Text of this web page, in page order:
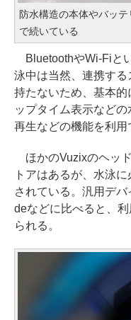
防水構造の本体やバッ
で続いている
BluetoothやWi-Fiと
泳中は当然、連携す
持たないため、基本
ップタイム表示など
再生などの機能を利用
ほかのVuzixのヘッ
トアはあるが、水泳
されている。汎用デ
deなどに比べると、
られる。